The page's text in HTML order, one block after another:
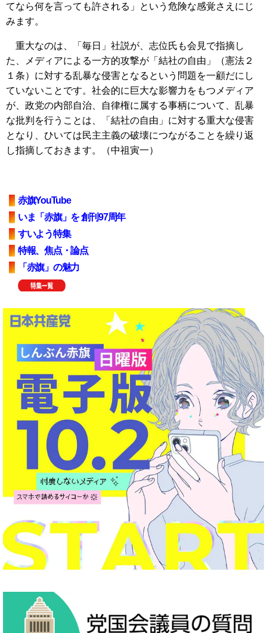
てなら何を言っても許される」という危険な感覚さえにじ
みます。
重大なのは、「毎日」社説が、志位氏も会見で指摘し
た、メディアによる一方的攻撃が「結社の自由」（憲法２
１条）に対する乱暴な侵害となるという問題を一顧だにし
ていないことです。社会的に巨大な影響力をもつメディア
が、政党の内部自治、自律権に属する事柄について、乱暴
な批判を行うことは、「結社の自由」に対する重大な侵害
となり、ひいては民主主義の破壊につながることを繰り返
し指摘しておきます。（中祖寅一）
赤旗YouTube
いま「赤旗」を 創刊97周年
すいよう特集
特報、焦点・論点
「赤旗」の魅力